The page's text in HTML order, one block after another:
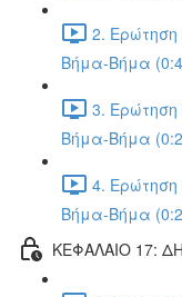
2. Ερώτηση
Βήμα-Βήμα
3. Ερώτηση
Βήμα-Βήμα
4. Ερώτηση
Βήμα-Βήμα
ΚΕΦΑΛΑΙΟ 17: